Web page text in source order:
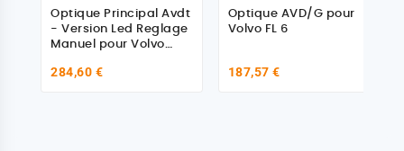
Optique Principal Avdt
- Version Led Reglage
Manuel pour Volvo
284,60 €
Optique AVD/G pour
Volvo FL 6
187,57 €